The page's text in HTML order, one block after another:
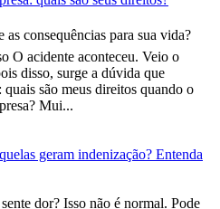
consequências para sua vida?
O acidente aconteceu. Veio o
disso, surge a dúvida que
são meus direitos quando o
Mui...
geram indenização? Entenda
dor? Isso não é normal. Pode